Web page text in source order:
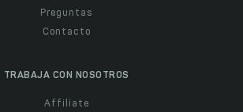
Preguntas
Contacto
TRABAJA CON NOSOTROS
Affiliate